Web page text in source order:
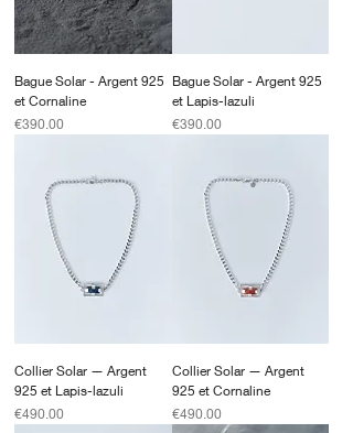
Bague Solar - Argent 925
et Cornaline
Price
€390.00
Bague Solar - Argent 925
et Lapis-lazuli
Price
€390.00
Collier Solar — Argent
925 et Lapis-lazuli
Price
€490.00
Collier Solar — Argent
925 et Cornaline
Price
€490.00